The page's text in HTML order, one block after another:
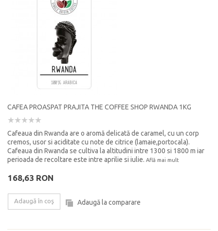
CAFEA PROASPAT PRAJITA THE COFFEE SHOP RWANDA 1KG
Cafeaua din Rwanda are o aromă delicată de caramel, cu un corp
cremos, usor si aciditate cu note de citrice (lamaie,portocala).
Cafeaua din Rwanda se cultiva la altitudini intre 1300 si 1800 m iar
perioada de recoltare este intre aprilie si iulie. Află mai mult
168,63 RON
Adaugă în coş Adaugă la comparare